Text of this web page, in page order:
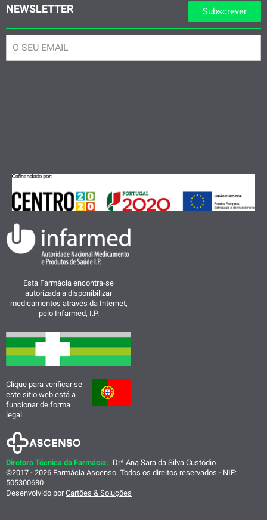
Subscrever
NEWSLETTER
Esta Farmácia encontra-se
autorizada a disponibilizar
medicamentos através da Internet,
pelo Infarmed, I.P.
Clique para verificar se
este sitio web está a
funcionar de forma
legal.
Diretora Técnica da Farmácia: Drª Ana Sara da Silva Custódio
©2017 - 2026 Farmácia Ascenso. Todos os direitos reservados - NIF:
505300680
Desenvolvido porCartões & Soluções